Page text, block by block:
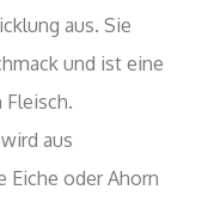
aus. Sie
und ist eine
Fleisch.
aus
Eiche oder Ahorn